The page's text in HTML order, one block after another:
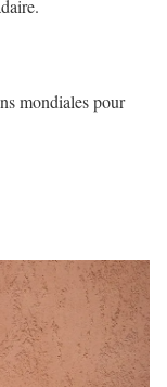
mondiales pour